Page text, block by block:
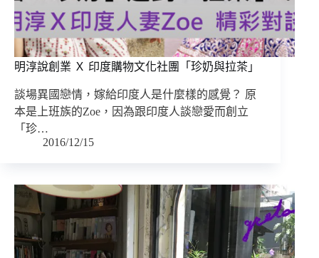
明淳說創業 Ｘ 印度購物文化社團「珍奶與拉茶」
談場異國戀情，嫁給印度人是什麼樣的感覺？ 原
本是上班族的Zoe，因為跟印度人談戀愛而創立
「珍…
2016/12/15